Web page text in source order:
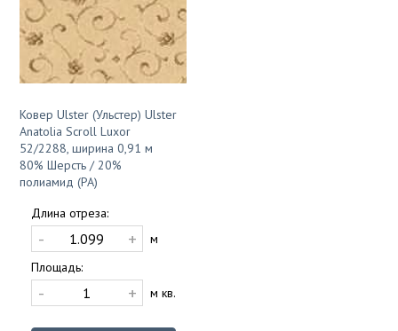
Ковер Ulster (Ульстер) Ulster
Anatolia Scroll Luxor
52/2288, ширина 0,91 м
80% Шерсть / 20%
полиамид (PA)
Длина отреза:
- +
м
Площадь:
- + м кв.